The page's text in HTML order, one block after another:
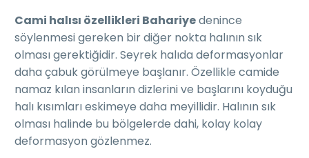
Cami halısı özellikleri Bahariyedenince
söylenmesi gereken bir diğer nokta halının sık
olması gerektiğidir. Seyrek halıda deformasyonlar
daha çabuk görülmeye başlanır. Özellikle camide
namaz kılan insanların dizlerini ve başlarını koyduğu
halı kısımları eskimeye daha meyillidir. Halının sık
olması halinde bu bölgelerde dahi, kolay kolay
deformasyon gözlenmez.